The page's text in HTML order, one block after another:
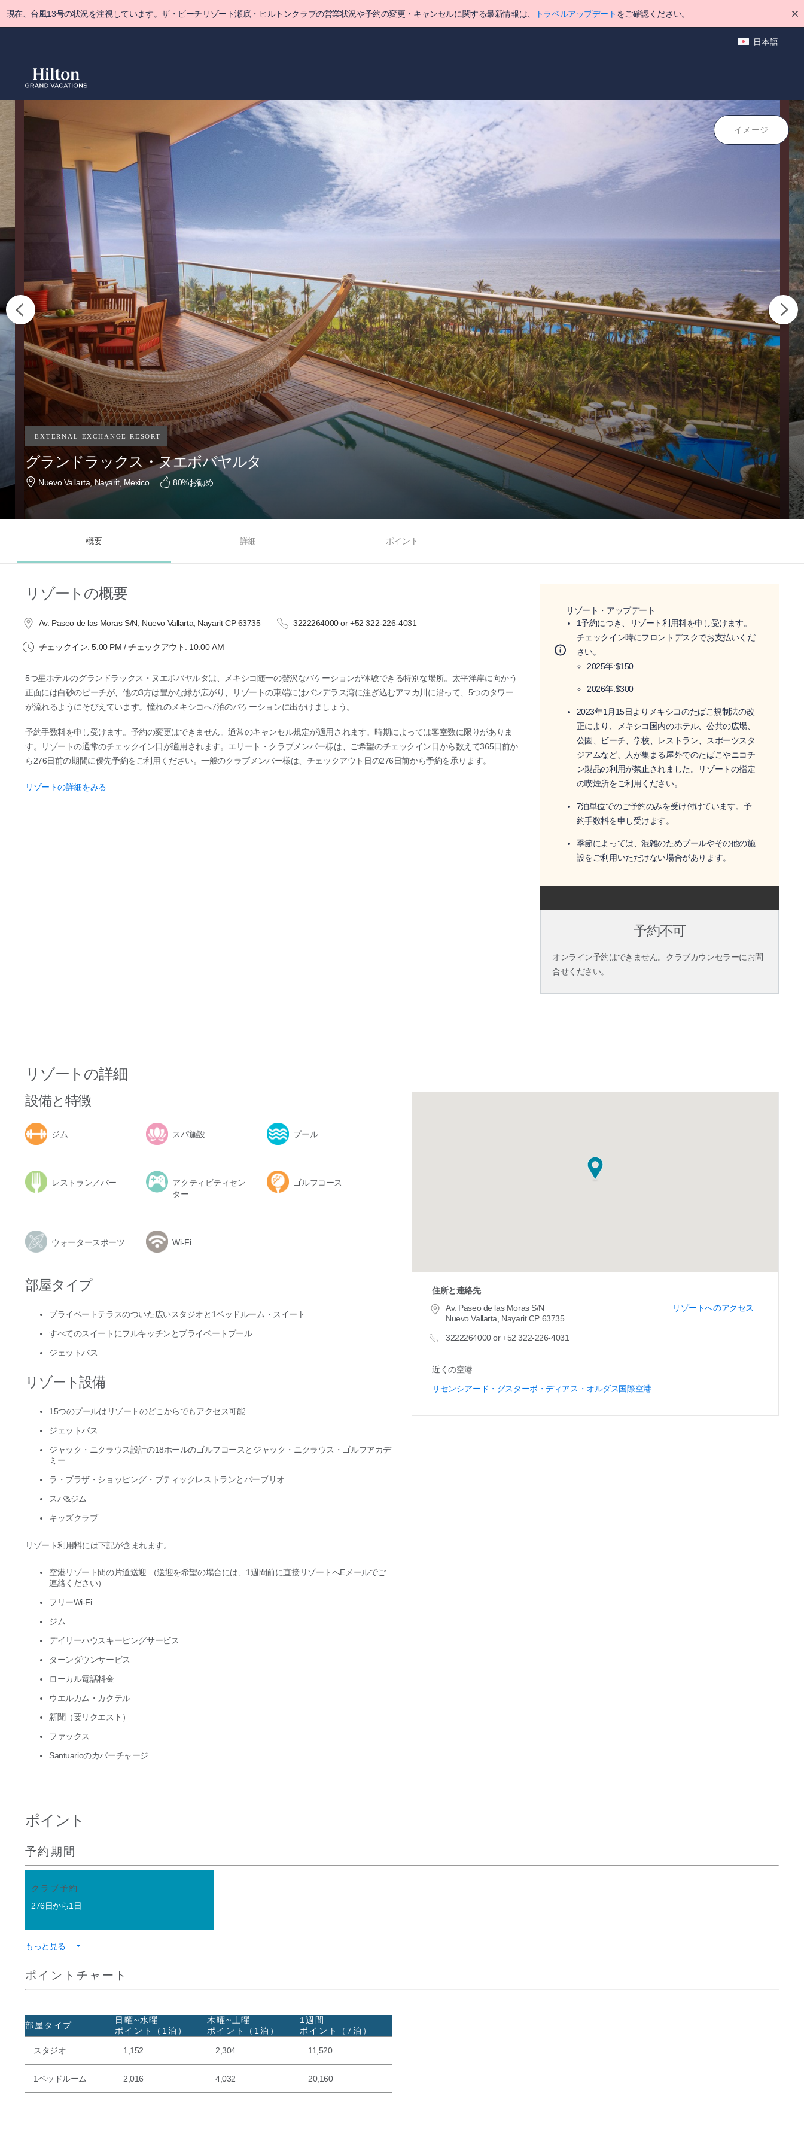
main
現在、台風13号の状況を注視しています。ザ・ビーチリゾート瀬底・ヒルトンクラブの営業状況や予約の変更・キャンセルに関する最新情報は、 トラベルアップデート をご確認ください。
日本語
イメージ
グランドラックス・ヌエボバヤルタ
Nuevo Vallarta, Nayarit, Mexico 80%お勧め
概要 詳細 ポイント
リゾートの概要
Av. Paseo de las Moras S/N, Nuevo Vallarta, Nayarit CP 63735 3222264000 or +52 322-226-4031
チェックイン: 5:00 PM / チェックアウト: 10:00 AM
5つ星ホテルのグランドラックス・ヌエボバヤルタは、メキシコ随一の贅沢なバケーションが体験できる特別な場所。太平洋岸に向かう
正面には白砂のビーチが、他の3方は豊かな緑が広がり、リゾートの東端にはバンデラス湾に注ぎ込むアマカ川に沿って、5つのタワー
が流れるようにそびえています。憧れのメキシコへ7泊のバケーションに出かけましょう。
予約手数料を申し受けます。予約の変更はできません。通常のキャンセル規定が適用されます。時期によっては客室数に限りがありま
す。リゾートの通常のチェックイン日が適用されます。エリート・クラブメンバー様は、ご希望のチェックイン日から数えて365日前か
ら276日前の期間に優先予約をご利用ください。一般のクラブメンバー様は、チェックアウト日の276日前から予約を承ります。
リゾートの詳細をみる
リゾート・アップデート
1予約につき、リゾート利用料を申し受けます。
チェックイン時にフロントデスクでお支払いくだ
さい。
2025年:$150
2026年:$300
2023年1月15日よりメキシコのたばこ規制法の改
正により、メキシコ国内のホテル、公共の広場、
公園、ビーチ、学校、レストラン、スポーツスタ
ジアムなど、人が集まる屋外でのたばこやニコチ
ン製品の利用が禁止されました。リゾートの指定
の喫煙所をご利用ください。
7泊単位でのご予約のみを受け付けています。予
約手数料を申し受けます。
季節によっては、混雑のためプールやその他の施
設をご利用いただけない場合があります。
予約不可
オンライン予約はできません。クラブカウンセラーにお問
合せください。
リゾートの詳細
設備と特徴
ジム スパ施設 プール
レストラン／バー
アクティビティセン
ター
ゴルフコース
ウォータースポーツ Wi-Fi
部屋タイプ
プライベートテラスのついた広いスタジオと1ベッドルーム・スイート
すべてのスイートにフルキッチンとプライベートプール
ジェットバス
リゾート設備
15つのプールはリゾートのどこからでもアクセス可能
ジェットバス
ジャック・ニクラウス設計の18ホールのゴルフコースとジャック・ニクラウス・ゴルフアカデ
ミー
ラ・プラザ・ショッピング・ブティックレストランとバーブリオ
スパ&ジム
キッズクラブ
リゾート利用料には下記が含まれます。
空港リゾート間の片道送迎 （送迎を希望の場合には、1週間前に直接リゾートへEメールでご
連絡ください）
フリーWi-Fi
ジム
デイリーハウスキーピングサービス
ターンダウンサービス
ローカル電話料金
ウエルカム・カクテル
新聞（要リクエスト）
ファックス
Santuarioのカバーチャージ
住所と連絡先
リゾートへのアクセス
Av. Paseo de las Moras S/N
Nuevo Vallarta, Nayarit CP 63735
3222264000 or +52 322-226-4031
近くの空港
リセンシアード・グスターボ・ディアス・オルダス国際空港
ポイント
予約期間
クラブ予約
276日から1日
もっと見る
ポイントチャート
部屋タイプ
日曜~水曜
ポイント（1泊）
木曜~土曜
ポイント（1泊）
1週間
ポイント（7泊）
スタジオ 1,152 2,304 11,520
1ベッドルーム 2,016 4,032 20,160